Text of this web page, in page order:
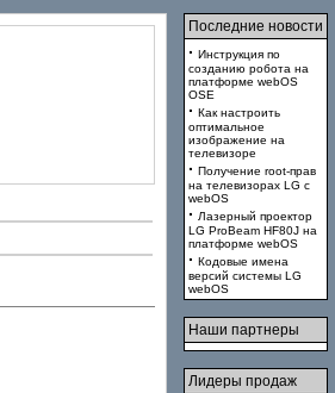
Последние новости
· Инструкция по
созданию робота на
платформе webOS
OSE
· Как настроить
оптимальное
изображение на
телевизоре
· Получение root-прав
на телевизорах LG с
webOS
· Лазерный проектор
LG ProBeam HF80J на
платформе webOS
· Кодовые имена
версий системы LG
webOS
Наши партнеры
Лидеры продаж